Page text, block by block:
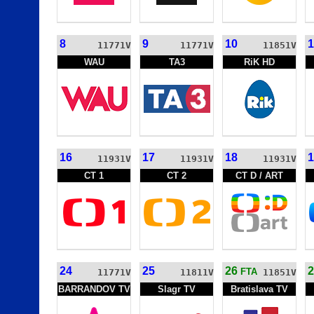
8
11771V
WAU
9
11771V
TA3
10
11851V
RiK HD
16
11931V
CT 1
17
11931V
CT 2
18
11931V
CT D / ART
24
11771V
BARRANDOV TV
25
11811V
Slagr TV
26 FTA 11851V
Bratislava TV